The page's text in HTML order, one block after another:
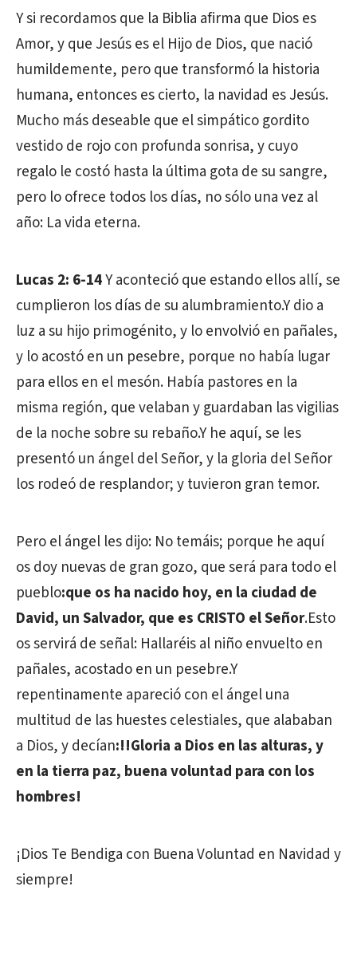
Y si recordamos que la Biblia afirma que Dios es
Amor, y que Jesús es el Hijo de Dios, que nació
humildemente, pero que transformó la historia
humana, entonces es cierto, la navidad es Jesús.
Mucho más deseable que el simpático gordito
vestido de rojo con profunda sonrisa, y cuyo
regalo le costó hasta la última gota de su sangre,
pero lo ofrece todos los días, no sólo una vez al
año: La vida eterna.
Lucas 2: 6-14Y aconteció que estando ellos allí, se
cumplieron los días de su alumbramiento.Y dio a
luz a su hijo primogénito, y lo envolvió en pañales,
y lo acostó en un pesebre, porque no había lugar
para ellos en el mesón. Había pastores en la
misma región, que velaban y guardaban las vigilias
de la noche sobre su rebaño.Y he aquí, se les
presentó un ángel del Señor, y la gloria del Señor
los rodeó de resplandor; y tuvieron gran temor.
Pero el ángel les dijo: No temáis; porque he aquí
os doy nuevas de gran gozo, que será para todo el
pueblo:que os ha nacido hoy, en la ciudad de
David, un Salvador, que es CRISTO el Señor.Esto
os servirá de señal: Hallaréis al niño envuelto en
pañales, acostado en un pesebre.Y
repentinamente apareció con el ángel una
multitud de las huestes celestiales, que alababan
a Dios, y decían:!!Gloria a Dios en las alturas,y
en la tierra paz, buena voluntad para con los
hombres!
¡Dios Te Bendiga con Buena Voluntad en Navidad y
siempre!